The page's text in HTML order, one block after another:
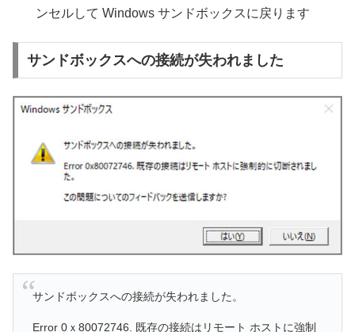
ンセルして Windows サンドボックスに戻ります
サンドボックスへの接続が失われました
サンドボックスへの接続が失われました。
Error 0ｘ80072746. 既存の接続はリモート ホストに強制